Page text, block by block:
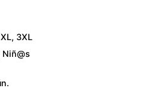
3XL
Niñ@s